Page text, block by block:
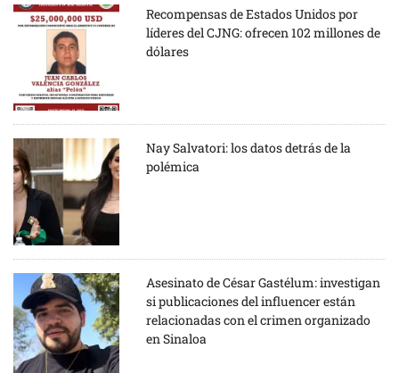
Recompensas de Estados Unidos por
líderes del CJNG: ofrecen 102 millones de
dólares
Nay Salvatori: los datos detrás de la
polémica
Asesinato de César Gastélum: investigan
si publicaciones del influencer están
relacionadas con el crimen organizado
en Sinaloa